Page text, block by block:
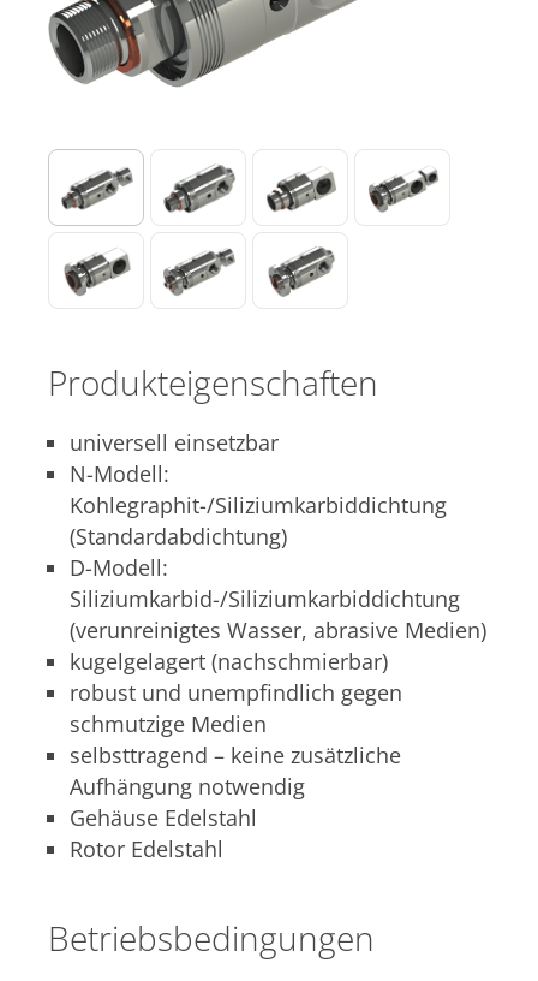
Betriebsbedingungen
Produkteigenschaften
universell einsetzbar
N-Modell:
Kohlegraphit-/Siliziumkarbiddichtung
(Standardabdichtung)
D-Modell:
Siliziumkarbid-/Siliziumkarbiddichtung
(verunreinigtes Wasser, abrasive Medien)
kugelgelagert (nachschmierbar)
robust und unempfindlich gegen
schmutzige Medien
selbsttragend – keine zusätzliche
Aufhängung notwendig
Gehäuse Edelstahl
Rotor Edelstahl